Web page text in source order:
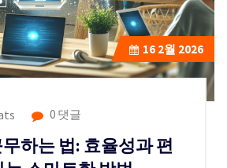
16 2월 2026
0 댓글
하는 법: 효율성과 편